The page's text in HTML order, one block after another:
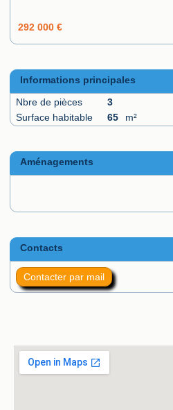
292 000 €
Informations principales
Nbre de pièces
3
Surface habitable
65 m²
Aménagements
Contacts
Contacter par mail